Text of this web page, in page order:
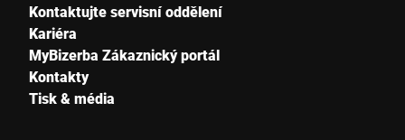
Kontaktujte servisní oddělení
Kariéra
MyBizerba Zákaznický portál
Kontakty
Tisk & média